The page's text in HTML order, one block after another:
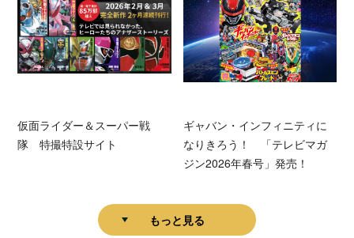
仮面ライダー＆スーパー戦
隊 特撮特設サイト
ギャバン・インフィニティに
なりきろう！ 「テレビマガ
ジン2026年春号」発売！
もっと見る